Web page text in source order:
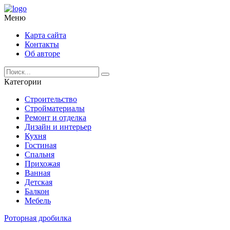
Меню
Карта сайта
Контакты
Об авторе
Категории
Строительство
Стройматериалы
Ремонт и отделка
Дизайн и интерьер
Кухня
Гостиная
Спальня
Прихожая
Ванная
Детская
Балкон
Мебель
Роторная дробилка